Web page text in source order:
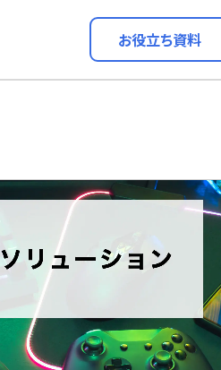
お役立ち資料